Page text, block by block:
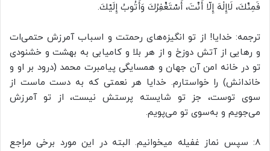
فَمِنْكَ، لَاإِلٰهَ إِلّا أَنْتَ، أَسْتَغْفِرُكَ وَأَتُوبُ إِلَيْكَ.
ترجمه: خدایا! از تو انگیزه‌های رحمتت و اسباب آمرزش حتمی‌ات
و رهایی از آتش دوزخ و از هر بلا و کامیابی به بهشت و خشنودی
تو در خانه امن آن جهان و همسایگی پیامبرت محمد (درود بر او و
خاندانش) را خواستارم. خدایا هر نعمتی که به دست ماست از
سوی توست، جز تو شایسته پرستش نیست، از تو آمرزش
می‌جویم و به‌سوی تو می‌پویم.
8: سپس نماز غفیله میخوانیم. البته در این مورد برخی مراجع